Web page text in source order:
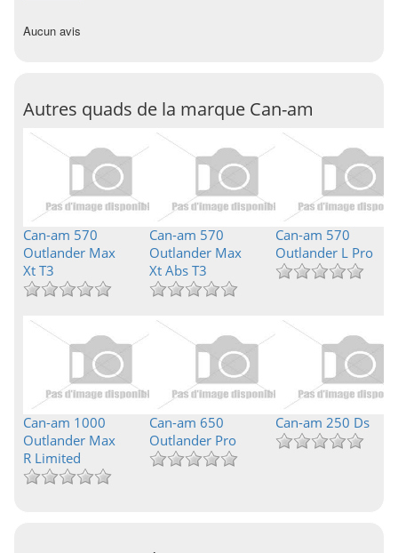
Aucun avis
Autres quads de la marque Can-am
Can-am 570
Outlander Max
Xt T3
Can-am 570
Outlander Max
Xt Abs T3
Can-am 570
Outlander L Pro
Can-am 1000
Outlander Max
R Limited
Can-am 650
Outlander Pro
Can-am 250 Ds